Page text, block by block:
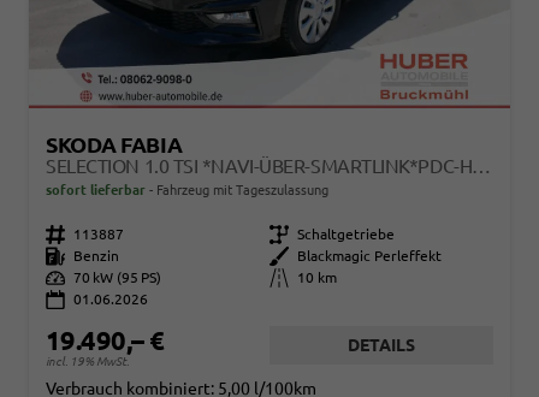
SKODA FABIA
SELECTION 1.0 TSI *NAVI-ÜBER-SMARTLINK*PDC-HI*LED*SHZ*KLIMA*RADIO
sofort lieferbar Fahrzeug mit Tageszulassung
Fahrzeugnr. 113887 Getriebe Schaltgetriebe
Kraftstoff
Benzin Außenfarbe
Blackmagic Perleffekt
Leistung 70 kW (95 PS) Kilometerstand
10 km
01.06.2026
19.490,– €
incl. 19% MwSt.
DETAILS
Verbrauch kombiniert: 5,00 l/100km